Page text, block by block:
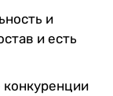
и
и есть
конкуренции